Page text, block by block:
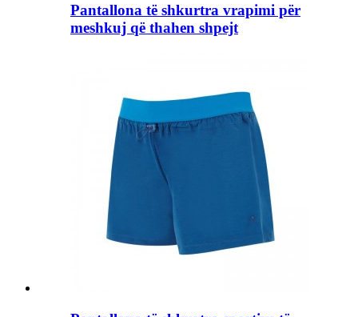
Pantallona të shkurtra vrapimi për
meshkuj që thahen shpejt